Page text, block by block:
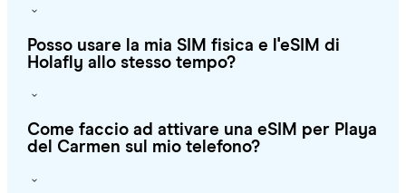
Posso usare la mia SIM fisica e l'eSIM di
Holafly allo stesso tempo?
Come faccio ad attivare una eSIM per Playa
del Carmen sul mio telefono?